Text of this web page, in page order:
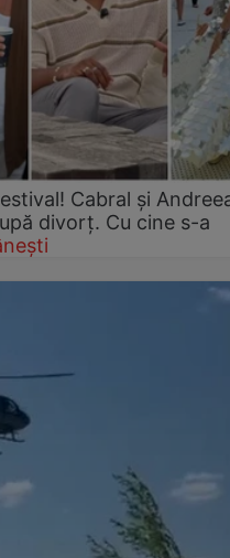
Cabral și
divorț. Cu cine s-a